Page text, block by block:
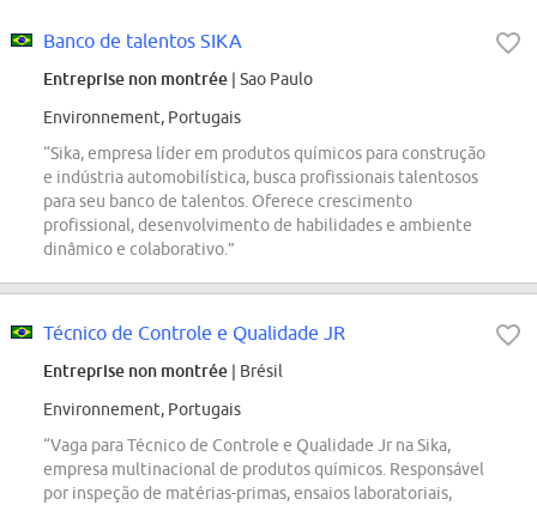
Banco de talentos SIKA
Entreprise non montrée | Sao Paulo
Environnement, Portugais
“Sika, empresa líder em produtos químicos para construção
e indústria automobilística, busca profissionais talentosos
para seu banco de talentos. Oferece crescimento
profissional, desenvolvimento de habilidades e ambiente
dinâmico e colaborativo.”
Técnico de Controle e Qualidade JR
Entreprise non montrée | Brésil
Environnement, Portugais
“Vaga para Técnico de Controle e Qualidade Jr na Sika,
empresa multinacional de produtos químicos. Responsável
por inspeção de matérias-primas, ensaios laboratoriais,